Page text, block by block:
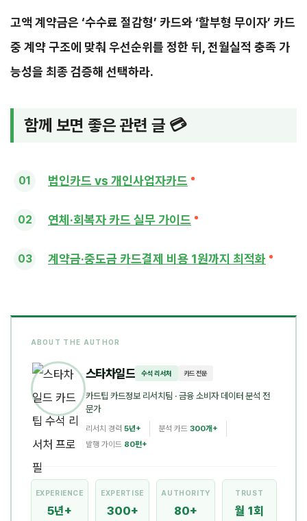
고액 계약금은 ‘수수료 절감형’ 카드와 ‘할부형 무이자’ 카드
중 계약 구조에 맞춰 우선순위를 정한 뒤, 전월실적 충족 가
능성을 최종 검증해 선택하라.
함께 보면 좋은 관련 글 💳
법인카드 vs 개인사업자카드
연체·회복자 카드 실무 가이드
계약금·중도금 카드결제 비용 1원까지 최적화
ABOUT THE AUTHOR
스타차일드 수석 리서처 카드 전문
카드팁 카드정보 리서치팀 · 금융 소비자 데이터 분석 전
문가
리서치 경력 5년+ 분석 카드 300개+
발행 가이드 80편+
EXPERIENCE
5년+
EXPERTISE
300+
AUTHORITY
80+
TRUST
월 1회